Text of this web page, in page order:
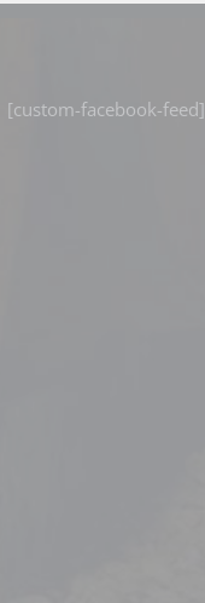
[custom-facebook-feed]